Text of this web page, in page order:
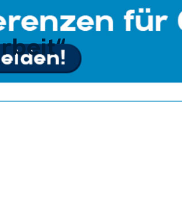
Suchen